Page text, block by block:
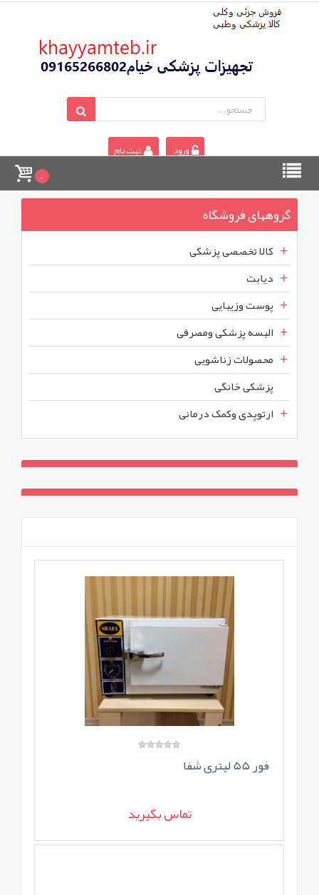
ورود ثبت نام
0
گروههای فروشگاه
کالا تخصصی پزشکی
دیابت
پوست وزیبایی
البسه پزشکی ومصرفی
محصولات زناشویی
پزشکی خانگی
ارتوپدی وکمک درمانی
فور 55 لیتری شفا
تماس بگیرید